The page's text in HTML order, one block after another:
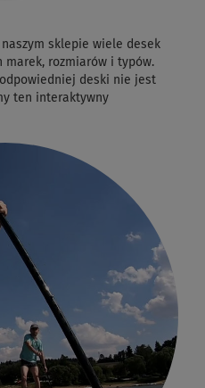
sklepie wiele desek
marek, rozmiarów i typów.
deski nie jest
ten interaktywny